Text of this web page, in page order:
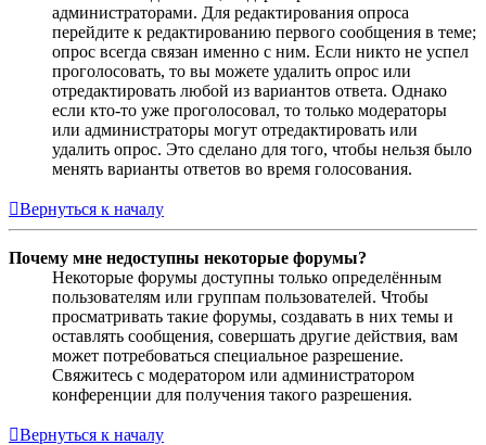
администраторами. Для редактирования опроса
перейдите к редактированию первого сообщения в теме;
опрос всегда связан именно с ним. Если никто не успел
проголосовать, то вы можете удалить опрос или
отредактировать любой из вариантов ответа. Однако
если кто-то уже проголосовал, то только модераторы
или администраторы могут отредактировать или
удалить опрос. Это сделано для того, чтобы нельзя было
менять варианты ответов во время голосования.
Вернуться к началу
Почему мне недоступны некоторые форумы?
Некоторые форумы доступны только определённым
пользователям или группам пользователей. Чтобы
просматривать такие форумы, создавать в них темы и
оставлять сообщения, совершать другие действия, вам
может потребоваться специальное разрешение.
Свяжитесь с модератором или администратором
конференции для получения такого разрешения.
Вернуться к началу